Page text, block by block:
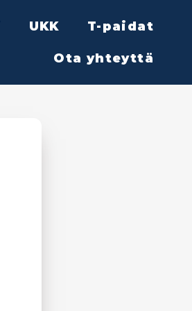
UKK T-paidat
Ota yhteyttä